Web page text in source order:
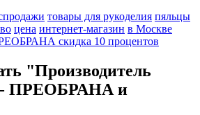
товары для рукоделия пяльцы
цена интернет-магазин в Москве
скидка 10 процентов
"Производитель
- ПРЕОБРАНА и